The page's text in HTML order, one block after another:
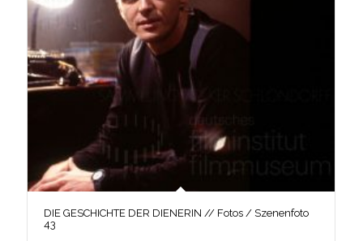
DIE GESCHICHTE DER DIENERIN // Fotos / Szenenfoto
43